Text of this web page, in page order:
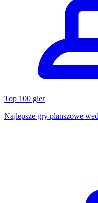
Top 100 gier
Najlepsze gry planszowe